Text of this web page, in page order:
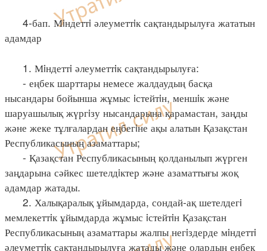
4-бап. Мiндеттi әлеуметтiк сақтандырылуға жататын
адамдар
1. Мiндеттi әлеуметтiк сақтандырылуға:
- еңбек шарттары немесе жалдаудың басқа
нысандары бойынша жұмыс iстейтiн, меншiк және
шаруашылық жүргiзу нысандарына қарамастан, заңды
және жеке тұлғалардан еңбегiне ақы алатын Қазақстан
Республикасының азаматтары;
- Қазақстан Республикасының қолданылып жүрген
заңдарына сәйкес шетелдiктер және азаматтығы жоқ
адамдар жатады.
2. Халықаралық ұйымдарда, сондай-ақ шетелдегi
мемлекеттiк ұйымдарда жұмыс iстейтiн Қазақстан
Республикасының азаматтары жалпы негiздерде мiндеттi
әлеуметтiк сақтандырылуға жатады және олардың еңбек